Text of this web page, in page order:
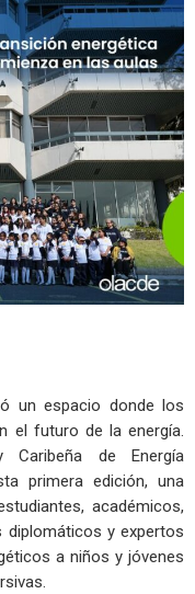
un espacio donde los
el futuro de la energía.
Caribeña de Energía
primera edición, una
académicos,
diplomáticos y expertos
a niños y jóvenes